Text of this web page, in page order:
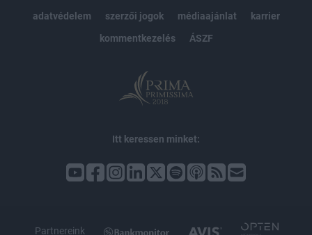
adatvédelem
szerzői jogok médiaajánlat
karrier
kommentkezelés
ÁSZF
Itt keressen minket:
Partnereink